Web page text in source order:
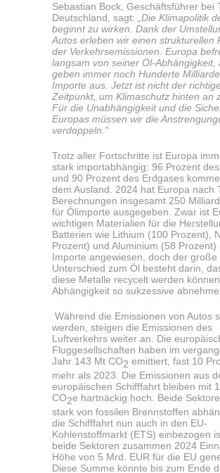
Sebastian Bock, Geschäftsführer bei
Deutschland, sagt: „Die Klimapolitik
beginnt zu wirken. Dank der
Autos erleben wir einen strukturellen
der Verkehrsemissionen. Europa
langsam von seiner Öl-Abhängigkeit,
geben immer noch Hunderte
Importe aus. Jetzt ist nicht der
Zeitpunkt, um Klimaschutz hinten an
Für die Unabhängigkeit und die
Europas müssen wir die
verdoppeln.”
Trotz aller Fortschritte ist Europa
stark importabhängig: 96 Prozent
und 90 Prozent des Erdgases
dem Ausland. 2024 hat Europa nach
Berechnungen insgesamt 250
für Ölimporte ausgegeben. Zwar ist
wichtigen Materialien für die
Batterien wie Lithium (100 Prozent),
Prozent) und Aluminium (58 Prozent)
Importe angewiesen, doch der große
Unterschied zum Öl besteht darin,
diese Metalle recycelt werden
Abhängigkeit so sukzessive
Während die Emissionen von Autos
werden, steigen die Emissionen des
Luftverkehrs weiter an. Die
Fluggesellschaften haben im
Jahr 143 Mt CO2 emittiert, fast 10
mehr als 2023. Die Emissionen aus
europäischen Schifffahrt bleiben mit
CO2e hartnäckig hoch. Beide
stark von fossilen Brennstoffen
die Schifffahrt nun auch in den EU-
Kohlenstoffmarkt (ETS) einbezogen
beide Sektoren zusammen 2024
Höhe von 5 Mrd. EUR für die EU
Diese Summe könnte bis zum Ende